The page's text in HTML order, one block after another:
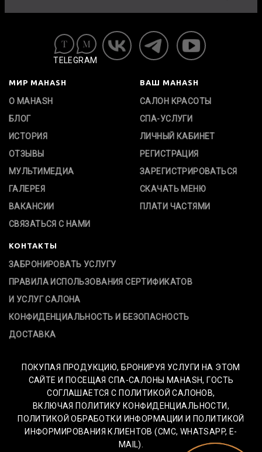
TELEGRAM
МИР MAHASH
О MAHASH
БЛОГ
ИСТОРИЯ
ОТЗЫВЫ
МУЛЬТИМЕДИА
ГАЛЕРЕЯ
ВАКАНСИИ
СВЯЗАТЬСЯ С НАМИ
ВАШ MAHASH
САЛОН КРАСОТЫ
СПА-УСЛУГИ
ЛИЧНЫЙ КАБИНЕТ
РЕГИСТРАЦИЯ
ЗАРЕГИСТРИРОВАТЬСЯ
СКАЧАТЬ МЕНЮ
ПЛАТИ ЧАСТЯМИ
КОНТАКТЫ
ЗАБРОНИРОВАТЬ УСЛУГУ
ПРАВИЛА ИСПОЛЬЗОВАНИЯ СЕРТИФИКАТОВ
И УСЛУГ САЛОНА
КОНФИДЕНЦИАЛЬНОСТЬ И БЕЗОПАСНОСТЬ
ДОСТАВКА
ПОКУПАЯ ПРОДУКЦИЮ, БРОНИРУЯ УСЛУГИ НА ЭТОМ
САЙТЕ И ПОСЕЩАЯ СПА-САЛОНЫ MAHASH, ГОСТЬ
СОГЛАШАЕТСЯ С ПОЛИТИКОЙ САЛОНОВ,
ВКЛЮЧАЯ ПОЛИТИКУ КОНФИДЕНЦИАЛЬНОСТИ,
ПОЛИТИКОЙ ОБРАБОТКИ ИНФОРМАЦИИ И ПОЛИТИКОЙ
ИНФОРМИРОВАНИЯ КЛИЕНТОВ (СМС, WHATSAPP, E-
MAIL).